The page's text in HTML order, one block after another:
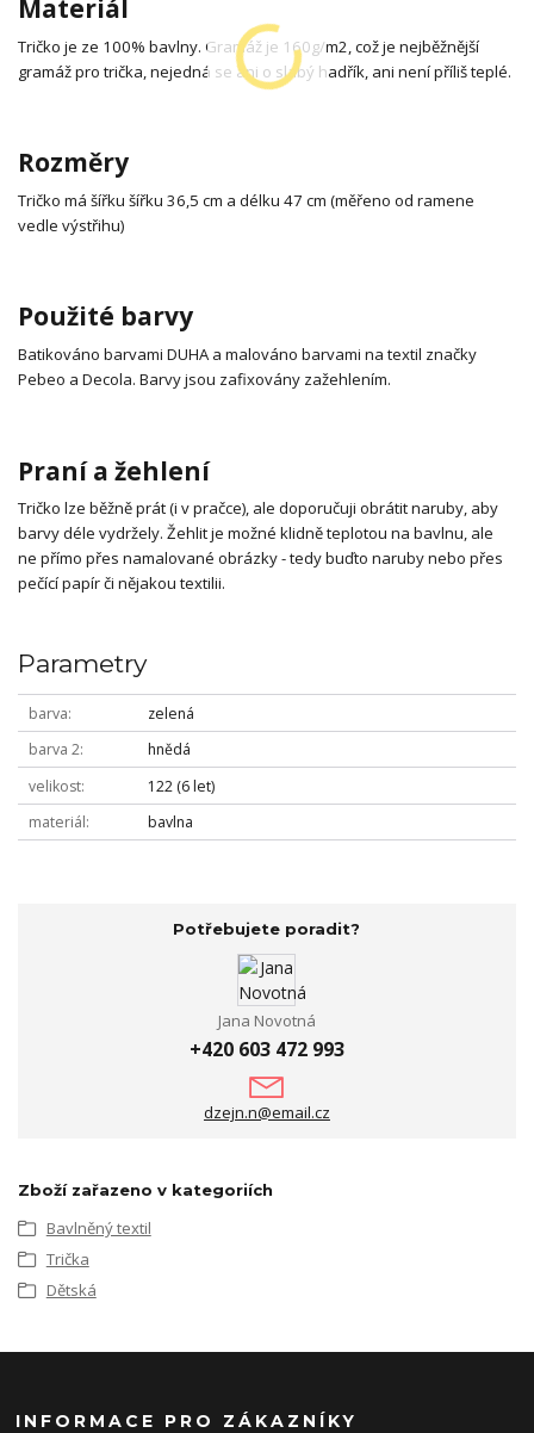
Materiál
Tričko je ze 100% bavlny. Gramáž je 160g/m2, což je nejběžnější
gramáž pro trička, nejedná se ani o slabý hadřík, ani není příliš teplé.
Rozměry
Tričko má šířku šířku 36,5 cm a délku 47 cm (měřeno od ramene
vedle výstřihu)
Použité barvy
Batikováno barvami DUHA a malováno barvami na textil značky
Pebeo a Decola. Barvy jsou zafixovány zažehlením.
Praní a žehlení
Tričko lze běžně prát (i v pračce), ale doporučuji obrátit naruby, aby
barvy déle vydržely. Žehlit je možné klidně teplotou na bavlnu, ale
ne přímo přes namalované obrázky - tedy buďto naruby nebo přes
pečící papír či nějakou textilii.
Parametry
barva
zelená
barva 2
hnědá
velikost
122 (6 let)
materiál
bavlna
Potřebujete poradit?
Jana Novotná
+420 603 472 993
dzejn.n@email.cz
Zboží zařazeno v kategoriích
Bavlněný textil
Trička
Dětská
INFORMACE PRO ZÁKAZNÍKY